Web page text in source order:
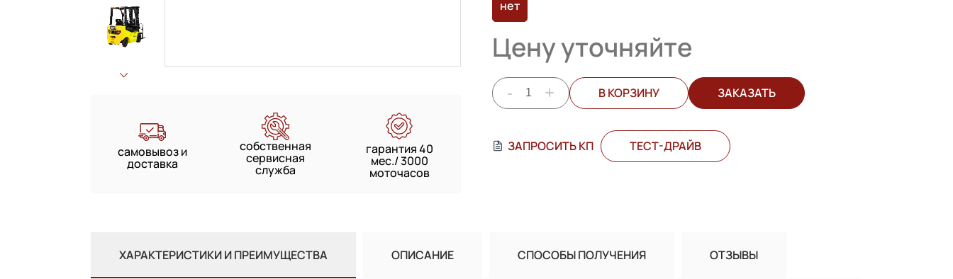
самовывоз и
доставка
собственная
сервисная
служба
гарантия 40
мес./ 3000
моточасов
нет
Цену уточняйте
- + В КОРЗИНУ ЗАКАЗАТЬ
ЗАПРОСИТЬ КП ТЕСТ-ДРАЙВ
ХАРАКТЕРИСТИКИ И ПРЕИМУЩЕСТВА ОПИСАНИЕ СПОСОБЫ ПОЛУЧЕНИЯ ОТЗЫВЫ